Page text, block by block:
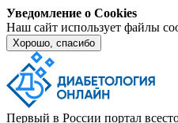
Уведомление о Cookies
Наш сайт использует файлы
Хорошо, спасибо
Первый в России портал